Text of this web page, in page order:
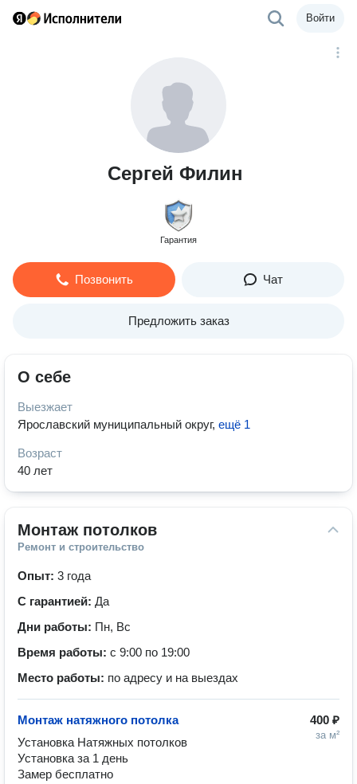
Войти
Сергей Филин
Гарантия
Позвонить Чат
Предложить заказ
О себе
Выезжает
Ярославский муниципальный округ, ещё 1
Возраст
40 лет
Монтаж потолков
Ремонт и строительство
Опыт: 3 года
С гарантией: Да
Дни работы: Пн, Вс
Время работы: с 9:00 по 19:00
Место работы: по адресу и на выездах
400 ₽
за м²
Монтаж натяжного потолка
Установка Натяжных потолков
Установка за 1 день
Замер бесплатно